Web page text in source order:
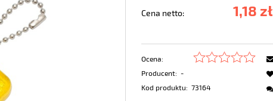
Cena netto: 1,18 zł
Ocena:
Producent: -
Kod produktu: 73164